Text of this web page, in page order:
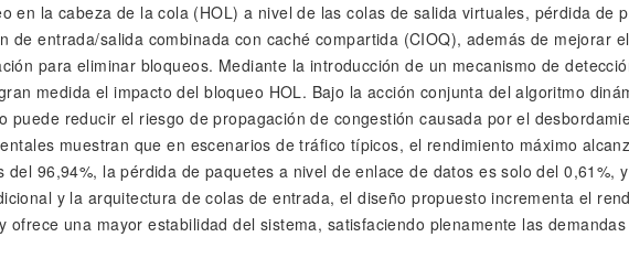
en la cabeza de la cola (HOL) a nivel de las colas de salida virtuales, pérdida de
de entrada/salida combinada con caché compartida (CIOQ), además de mejorar
para eliminar bloqueos. Mediante la introducción de un mecanismo de
medida el impacto del bloqueo HOL. Bajo la acción conjunta del algoritmo
puede reducir el riesgo de propagación de congestión causada por el
muestran que en escenarios de tráfico típicos, el rendimiento máximo
96,94%, la pérdida de paquetes a nivel de enlace de datos es solo del 0,61%,
y la arquitectura de colas de entrada, el diseño propuesto incrementa el
ofrece una mayor estabilidad del sistema, satisfaciendo plenamente las